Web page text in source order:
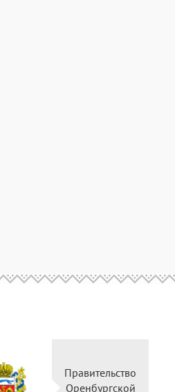
Правительство
Оренбургской